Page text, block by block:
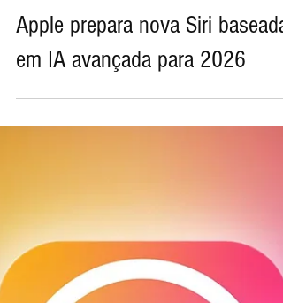
Apple prepara nova Siri baseada